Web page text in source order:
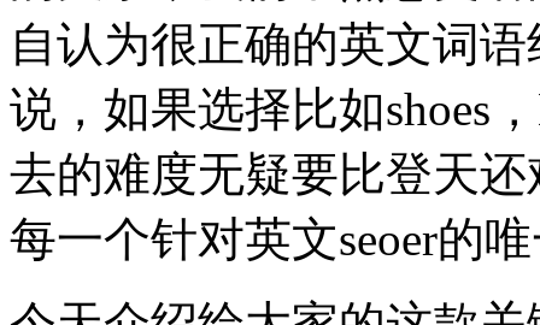
自认为很正确的英文词
说，如果选择比如shoes
去的难度无疑要比登天
每一个针对英文seoer的